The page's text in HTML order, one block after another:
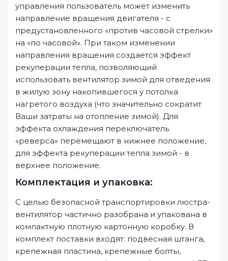
управления пользователь может изменить
направление вращения двигателя - с
предустановленного «против часовой стрелки»
на «по часовой». При таком изменении
направления вращения создается эффект
рекуперации тепла, позволяющий
использовать вентилятор зимой для отведения
в жилую зону накопившегося у потолка
нагретого воздуха (что значительно сократит
Ваши затраты на отопление зимой). Для
эффекта охлаждения переключатель
«реверса» перемещают в нижнее положение,
для эффекта рекуперации тепла зимой - в
верхнее положение.
Комплектация и упаковка:
С целью безопасной транспортировки люстра-
вентилятор частично разобрана и упакована в
компактную плотную картонную коробку. В
комплект поставки входят: подвесная штанга,
крепежная пластина, крепежные болты,